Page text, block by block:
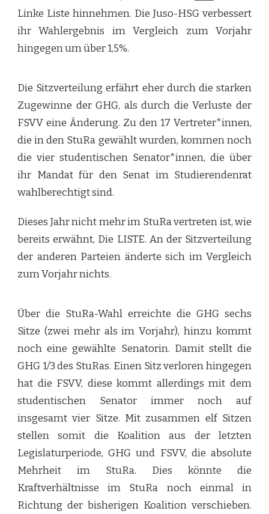
Linke Liste hinnehmen. Die Juso-HSG verbessert
ihr Wahlergebnis im Vergleich zum Vorjahr
hingegen um über 1,5%.
Die Sitzverteilung erfährt eher durch die starken
Zugewinne der GHG, als durch die Verluste der
FSVV eine Änderung. Zu den 17 Vertreter*innen,
die in den StuRa gewählt wurden, kommen noch
die vier studentischen Senator*innen, die über
ihr Mandat für den Senat im Studierendenrat
wahlberechtigt sind.
Dieses Jahr nicht mehr im StuRa vertreten ist, wie
bereits erwähnt, Die LISTE. An der Sitzverteilung
der anderen Parteien änderte sich im Vergleich
zum Vorjahr nichts.
Über die StuRa-Wahl erreichte die GHG sechs
Sitze (zwei mehr als im Vorjahr), hinzu kommt
noch eine gewählte Senatorin. Damit stellt die
GHG 1/3 des StuRas. Einen Sitz verloren hingegen
hat die FSVV, diese kommt allerdings mit dem
studentischen Senator immer noch auf
insgesamt vier Sitze. Mit zusammen elf Sitzen
stellen somit die Koalition aus der letzten
Legislaturperiode, GHG und FSVV, die absolute
Mehrheit im StuRa. Dies könnte die
Kraftverhältnisse im StuRa noch einmal in
Richtung der bisherigen Koalition verschieben.